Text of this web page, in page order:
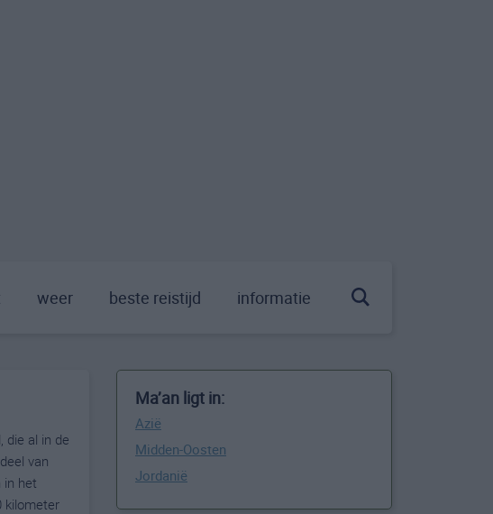
weer beste reistijd informatie
die al in de
van
in het
kilometer
Ma’an ligt in:
Azië
Midden-Oosten
Jordanië